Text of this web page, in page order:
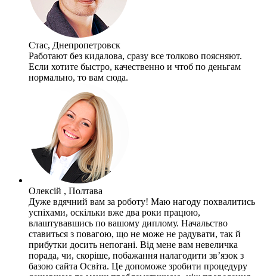
Стас, Днепропетровск
Работают без кидалова, сразу все толково поясняют.
Если хотите быстро, качественно и чтоб по деньгам
нормально, то вам сюда.
Олексій , Полтава
Дуже вдячний вам за роботу! Маю нагоду похвалитись
успіхами, оскільки вже два роки працюю,
влаштувавшись по вашому диплому. Начальство
ставиться з повагою, що не може не радувати, так й
прибутки досить непогані. Від мене вам невеличка
порада, чи, скоріше, побажання налагодити зв’язок з
базою сайта Освіта. Це допоможе зробити процедуру